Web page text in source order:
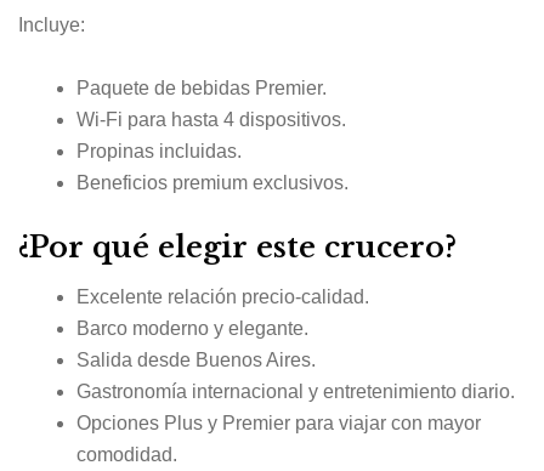
Incluye:
Paquete de bebidas Premier.
Wi-Fi para hasta 4 dispositivos.
Propinas incluidas.
Beneficios premium exclusivos.
¿Por qué elegir este crucero?
Excelente relación precio-calidad.
Barco moderno y elegante.
Salida desde Buenos Aires.
Gastronomía internacional y entretenimiento diario.
Opciones Plus y Premier para viajar con mayor
comodidad.